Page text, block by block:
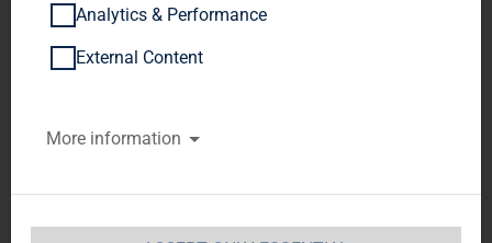
TAG Immobilien AG startet
gestiegenem FFO in das
neue Geschäftsjahr 2018
Analytics & Performance
External Content
More information